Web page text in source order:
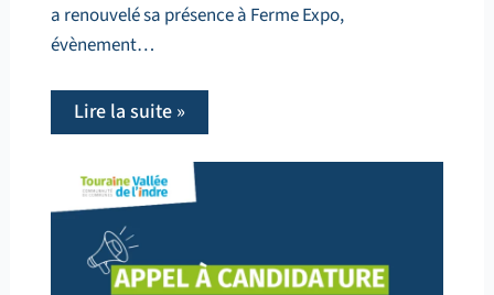
a renouvelé sa présence à Ferme Expo,
évènement…
Lire la suite »